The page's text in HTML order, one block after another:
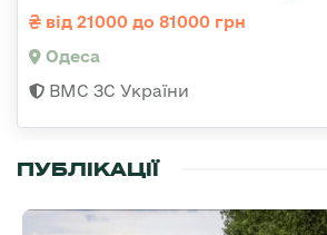
від 21000 до 81000 грн
Одеса
ВМС ЗС України
ПУБЛІКАЦІЇ